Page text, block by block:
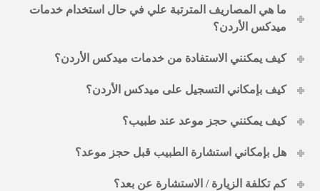
الأخبار
ما هي المصاريف المترتبة علي في حال استخدام خدمات
ميدكس الأردن؟
كيف يمكنني الاستفادة من خدمات ميدكس الأردن؟
كيف بإمكاني التسجيل على ميدكس الأردن؟
كيف يمكنني حجز موعد عند طبيب؟
هل بإمكاني استشارة الطبيب قبل حجز موعد؟
كم تكلفة الزيارة / الاستشارة عن بعد؟